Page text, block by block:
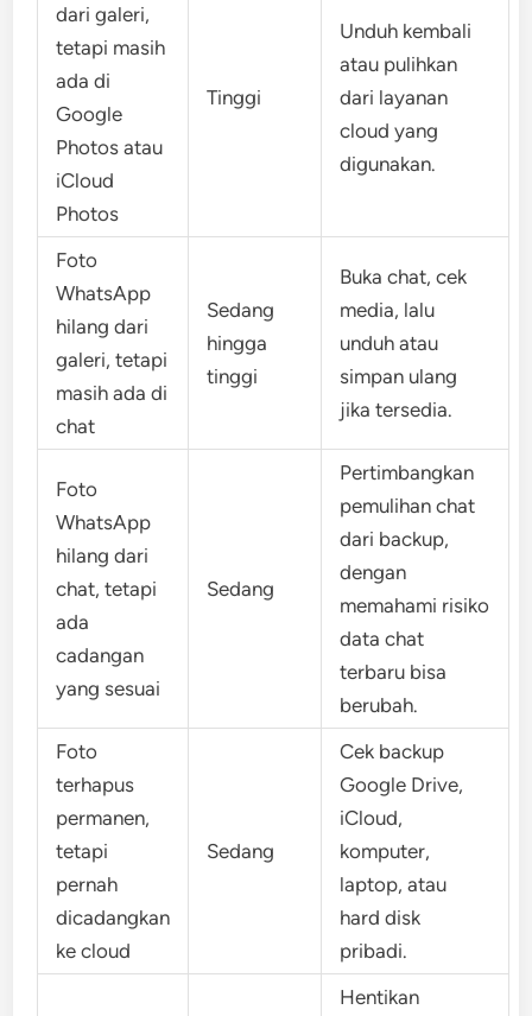
dari galeri,
tetapi masih
ada di
Google
Photos atau
iCloud
Photos
Tinggi
Unduh kembali
atau pulihkan
dari layanan
cloud yang
digunakan.
Foto
WhatsApp
hilang dari
galeri, tetapi
masih ada di
chat
Sedang
hingga
tinggi
Buka chat, cek
media, lalu
unduh atau
simpan ulang
jika tersedia.
Foto
WhatsApp
hilang dari
chat, tetapi
ada
cadangan
yang sesuai
Sedang
Pertimbangkan
pemulihan chat
dari backup,
dengan
memahami risiko
data chat
terbaru bisa
berubah.
Foto
terhapus
permanen,
tetapi
pernah
dicadangkan
ke cloud
Sedang
Cek backup
Google Drive,
iCloud,
komputer,
laptop, atau
hard disk
pribadi.
Hentikan